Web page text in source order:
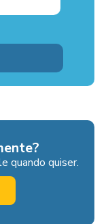
quando quiser.